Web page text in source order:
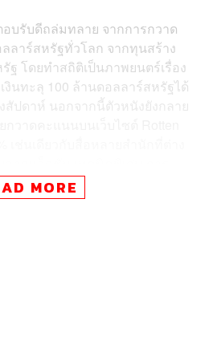
อบรับดีถล่มทลาย จากการกวาด
ลาร์สหรัฐทั่วโลก จากทุนสร้าง
ฐ โดยทำสถิติเป็นภาพยนตร์เรื่อง
นทะลุ 100 ล้านดอลลาร์สหรัฐได้
งสัปดาห์ นอกจากนี้ตัวหนังยังกลาย
งนำMORE